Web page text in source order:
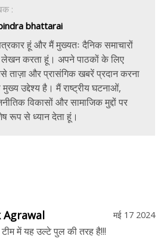
:
bhattarai
हूं और मैं मुख्यतः दैनिक समाचारों
करता हूं। अपने पाठकों के लिए
ताज़ा और प्रासंगिक खबरें प्रदान करना
मुख्य उद्देश्य है। मैं राष्ट्रीय घटनाओं,
विकासों और सामाजिक मुद्दों पर
रूप से ध्यान देता हूं।
Agrawal मई 17 2024
में यह उल्टे पुल की तरह है!!!